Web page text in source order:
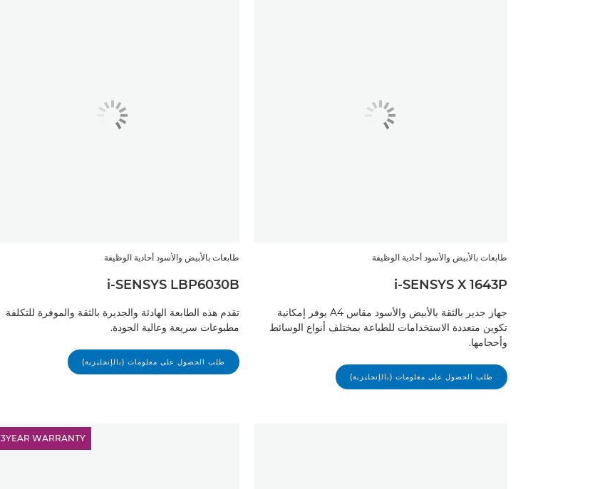
طابعات بالأبيض والأسود أحادية الوظيفة
i-SENSYS X 1643P
جهاز جدير بالثقة بالأبيض والأسود مقاس A4 يوفر إمكانية
تكوين متعددة الاستخدامات للطباعة بمختلف أنواع الوسائط
وأحجامها.
طلب الحصول على معلومات (بالإنجليزية)
طابعات بالأبيض والأسود أحادية الوظيفة
i-SENSYS LBP6030B
تقدم هذه الطابعة الهادئة والجديرة بالثقة والموفرة للتكلفة
مطبوعات سريعة وعالية الجودة.
طلب الحصول على معلومات (بالإنجليزية)
3YEAR WARRANTY